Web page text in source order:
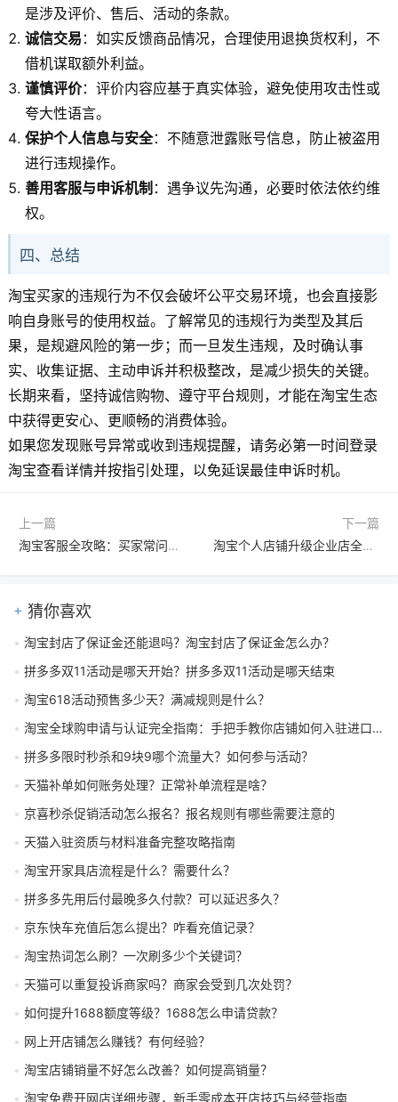
是涉及评价、售后、活动的条款。
诚信交易 ：如实反馈商品情况，合理使用退换货权利，不
借机谋取额外利益。
谨慎评价：评价内容应基于真实体验，避免使用攻击性或
夸大性语言。
保护个人信息与安全：不随意泄露账号信息，防止被盗用
进行违规操作。
善用客服与申诉机制 ：遇争议先沟通，必要时依法依约维
权。
四、总结
淘宝买家的违规行为不仅会破坏公平交易环境，也会直接影
响自身账号的使用权益。了解常见的违规行为类型及其后
果，是规避风险的第一步；而一旦发生违规，及时确认事
实、收集证据、主动申诉并积极整改，是减少损失的关键。
长期来看，坚持诚信购物、遵守平台规则，才能在淘宝生态
中获得更安心、更顺畅的消费体验。
如果您发现账号异常或收到违规提醒，请务必第一时间登录
淘宝查看详情并按指引处理，以免延误最佳申诉时机。
上一篇
淘宝客服全攻略：买家常问问题与专业应答话术汇总
下一篇
淘宝个人店铺升级企业店全攻略：所需资料、详细流程与注意事项
猜你喜欢
淘宝封店了保证金还能退吗？淘宝封店了保证金怎么办？
拼多多双11活动是哪天开始？拼多多双11活动是哪天结束
淘宝618活动预售多少天？满减规则是什么？
淘宝全球购申请与认证完全指南：手把手教你店铺如何入驻进口商品频道
拼多多限时秒杀和9块9哪个流量大？如何参与活动？
天猫补单如何账务处理？正常补单流程是啥？
京喜秒杀促销活动怎么报名？报名规则有哪些需要注意的
天猫入驻资质与材料准备完整攻略指南
淘宝开家具店流程是什么？需要什么？
拼多多先用后付最晚多久付款？可以延迟多久？
京东快车充值后怎么提出？咋看充值记录？
淘宝热词怎么刷？一次刷多少个关键词？
天猫可以重复投诉商家吗？商家会受到几次处罚？
如何提升1688额度等级？1688怎么申请贷款？
网上开店铺怎么赚钱？有何经验？
淘宝店铺销量不好怎么改善？如何提高销量？
淘宝免费开网店详细步骤，新手零成本开店技巧与经营指南